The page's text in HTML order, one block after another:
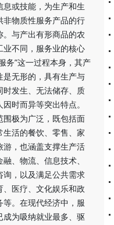
息或技能，为生产和生
非物质性服务产品的行
。与产出有形商品的农
业不同，服务业的核心
务”这一过程本身，其产
是无形的，具有生产与
时发生、无法储存、质
因时而异等突出特点。
围极为广泛，既包括面
生活的餐饮、零售、家
游，也涵盖支撑生产活
融、物流、信息技术、
询，以及满足公共需求
、医疗、文化娱乐和政
等。在现代经济中，服
成为吸纳就业最多、驱